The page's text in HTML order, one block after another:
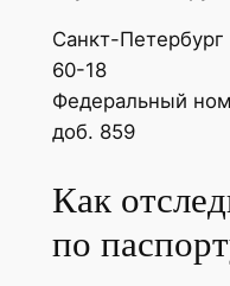
Санкт-
60-18
Федеральный
доб. 859
Как
по